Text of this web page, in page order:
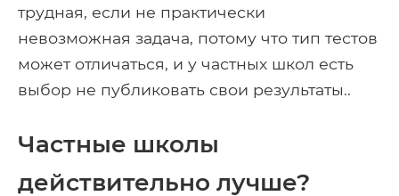
трудная, если не практически
невозможная задача, потому что тип тестов
может отличаться, и у частных школ есть
выбор не публиковать свои результаты..
Частные школы
действительно лучше?